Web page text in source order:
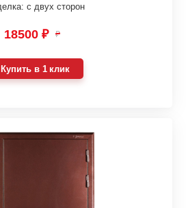
с двух сторон
18500 ₽ ₽
Купить в 1 клик